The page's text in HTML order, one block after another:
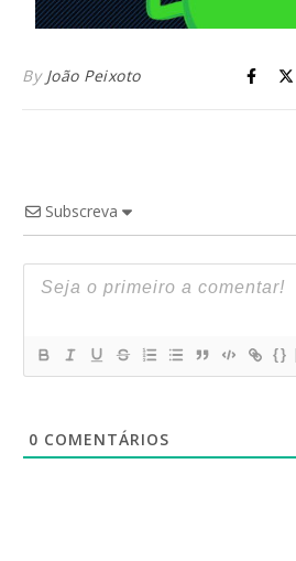
By João Peixoto
Subscreva
{}
0 COMENTÁRIOS